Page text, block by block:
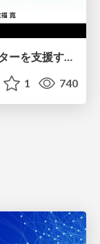
【CEDEC2026】ゲームシナリオライターを支援するAIツール開発の実践 ― 設計とプロンプトの工夫 ―
1 740